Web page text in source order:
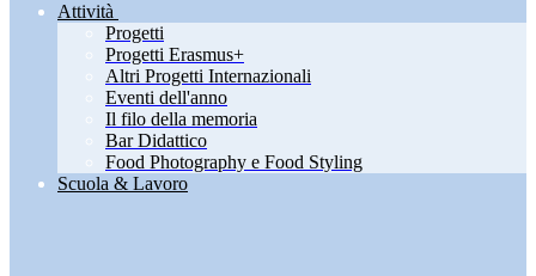
Attività
Progetti
Progetti Erasmus+
Altri Progetti Internazionali
Eventi dell'anno
Il filo della memoria
Bar Didattico
Food Photography e Food Styling
Scuola & Lavoro